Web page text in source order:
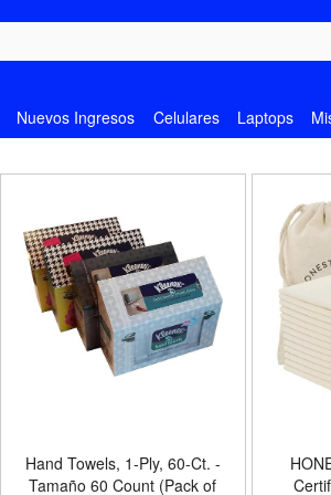
Nuevos Ingresos Celulares Laptops
Hand Towels, 1-Ply, 60-Ct. -
Tamaño 60 Count (Pack of